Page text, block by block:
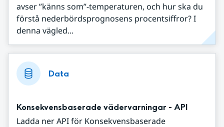
avser ”känns som”-temperaturen, och hur ska du
förstå nederbördsprognosens procentsiffror? I
denna vägled...
Data
Konsekvensbaserade vädervarningar - API
Ladda ner API för Konsekvensbaserade